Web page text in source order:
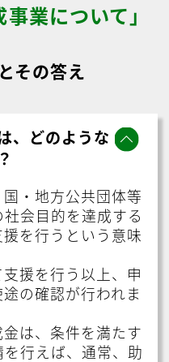
業について」
その答え
、どのような
・地方公共団体等
会目的を達成する
を行うという意味
援を行う以上、申
の確認が行われま
は、条件を満たす
行えば、通常、助